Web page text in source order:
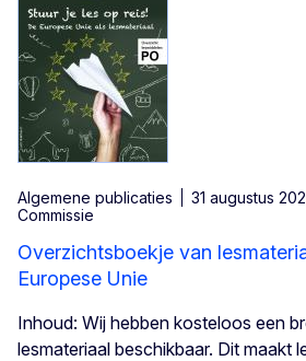
Algemene publicaties 31 augustus
Commissie
Overzichtsboekje van
Europese Unie
Inhoud: Wij hebben kosteloos een
lesmateriaal beschikbaar. Dit maakt